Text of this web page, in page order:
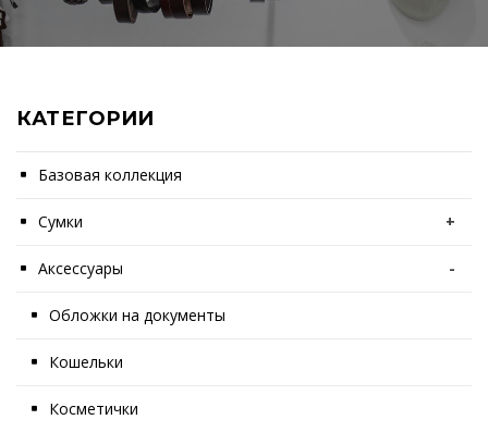
КАТЕГОРИИ
Базовая коллекция
Сумки +
Аксессуары -
Обложки на документы
Кошельки
Косметички